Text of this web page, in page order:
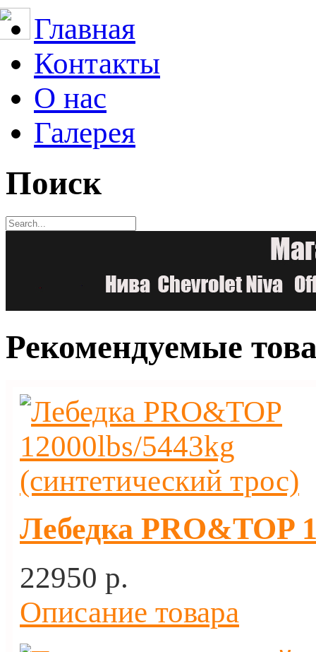
Главная
Контакты
О нас
Галерея
Поиск
Рекомендуемые
Лебедка PRO&TOP
22950 p.
Описание товара